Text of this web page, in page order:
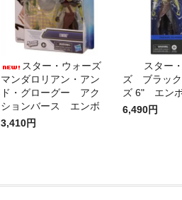
スター・ウォーズ
マンダロリアン・アン
ド・グローグー アク
ションバース エンボ
3,410円
スター
ズ ブラック
ズ 6" エン
6,490円